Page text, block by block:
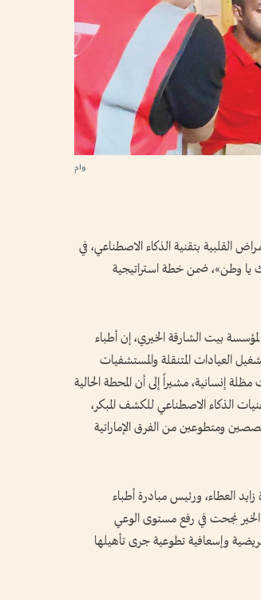
وام
القلبية بتقنية الذكاء الاصطناعي، في
يا وطن»، ضمن خطة استراتيجية
بيت الشارقة الخيري، إن أطباء
العيادات المتنقلة والمستشفيات
إنسانية، مشيراً إلى أن المحطة الحالية
الذكاء الاصطناعي للكشف المبكر،
ومتطوعين من الفرق الإماراتية
العطاء، ورئيس مبادرة أطباء
الخير نجحت في رفع مستوى الوعي
وإسعافية تطوعية جرى تأهيلها